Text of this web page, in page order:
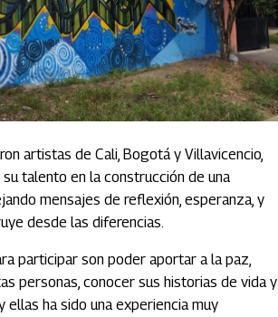
artistas de Cali, Bogotá y Villavicencio,
talento en la construcción de una
mensajes de reflexión, esperanza, y
desde las diferencias.
participar son poder aportar a la paz,
personas, conocer sus historias de vida y
ha sido una experiencia muy